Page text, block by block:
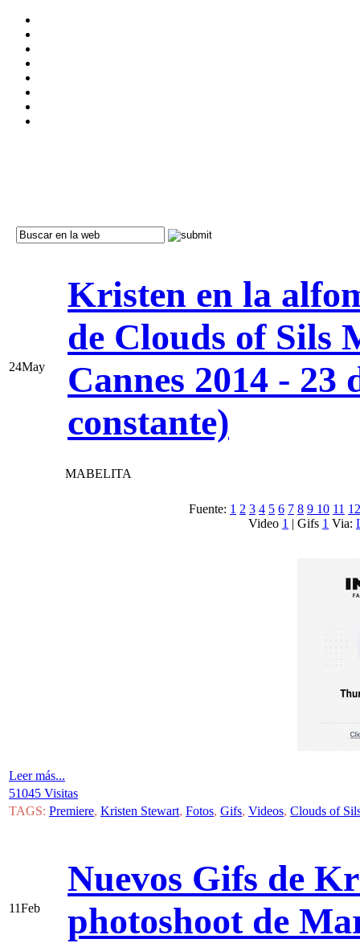
24May
Kristen en la
de Clouds of Sils
Cannes 2014 -
constante)
MABELITA
Fuente: 1 2 3 4 5 6 7 8 9 10 11 12
Video 1 | Gifs 1 Via:
Leer más...
51045 Visitas
TAGS: Premiere, Kristen Stewart, Fotos, Gifs, Videos, Clouds of
11Feb
Nuevos Gifs de
photoshoot de